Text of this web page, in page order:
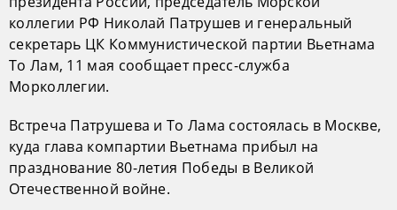
коллегии РФ Николай Патрушев и генеральный
секретарь ЦК Коммунистической партии Вьетнама
То Лам, 11 мая сообщает пресс-служба
Морколлегии.
Встреча Патрушева и То Лама состоялась в Москве,
куда глава компартии Вьетнама прибыл на
празднование 80-летия Победы в Великой
Отечественной войне.